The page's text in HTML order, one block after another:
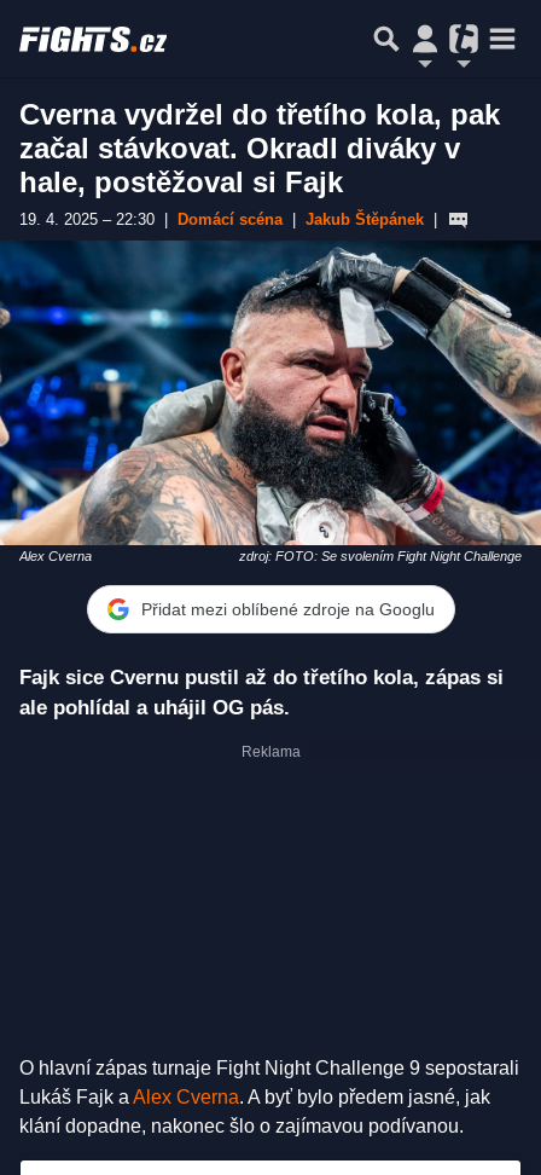
Cverna vydržel do třetího kola, pak
začal stávkovat. Okradl diváky v
hale, postěžoval si Fajk
19. 4. 2025 – 22:30 Domácí scéna Jakub Štěpánek
Alex Cverna zdroj: FOTO: Se svolením Fight Night Challenge
Přidat mezi oblíbené zdroje na Googlu
Fajk sice Cvernu pustil až do třetího kola, zápas si
ale pohlídal a uhájil OG pás.
O hlavní zápas turnaje Fight Night Challenge 9 sepostarali
Lukáš Fajk a Alex Cverna. A byť bylo předem jasné, jak
klání dopadne, nakonec šlo o zajímavou podívanou.